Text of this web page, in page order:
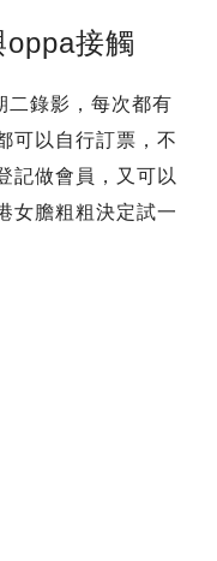
接觸
錄影，每次都有
可以自行訂票，不
記做會員，又可以
女膽粗粗決定試一